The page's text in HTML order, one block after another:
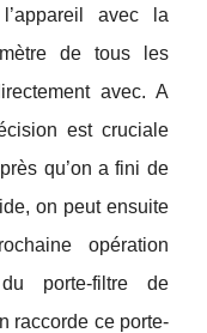
avec la
de tous les
avec. A
est cruciale
qu’on a fini de
on peut ensuite
opération
porte-filtre de
raccorde ce porte-